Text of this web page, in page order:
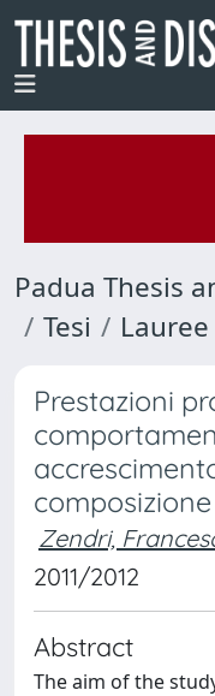
Padua Thesis
Tesi
Prestazioni
Zendri,
2011/2012
Abstract
The aim of the